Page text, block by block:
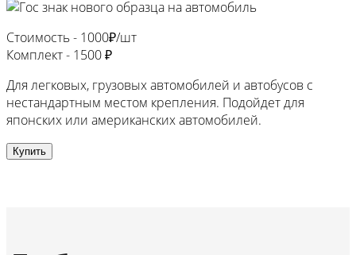
Стоимость - 1000₽/шт
Комплект - 1500 ₽
Для легковых, грузовых автомобилей и автобусов с
нестандартным местом крепления. Подойдет для
японских или американских автомобилей.
Купить